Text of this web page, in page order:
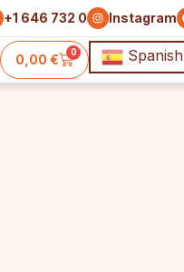
+1 646 732 0410Instagram
0,00 € 0 Spanish